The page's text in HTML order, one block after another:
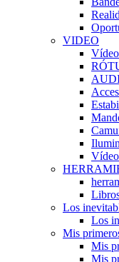
VIDEO
Vídeo
Los
Los
Mis
Mis
Mis